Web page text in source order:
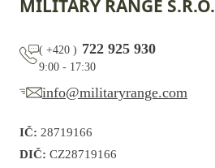
MILITARY RANGE S.R.O.
( +420 ) 722 925 930
9:00 - 17:30
info@militaryrange.com
IČ: 28719166
DIČ: CZ28719166